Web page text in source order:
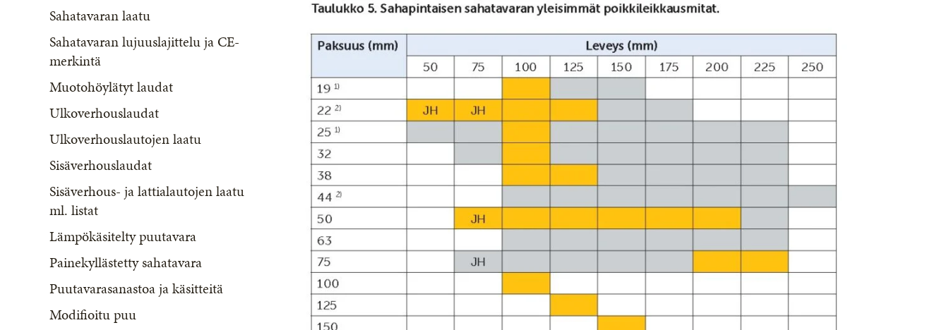
Sahatavaran laatu
Sahatavaran lujuuslajittelu ja CE-
merkintä
Muotohöylätyt laudat
Ulkoverhouslaudat
Ulkoverhouslautojen laatu
Sisäverhouslaudat
Sisäverhous- ja lattialautojen laatu
ml. listat
Lämpökäsitelty puutavara
Painekyllästetty sahatavara
Puutavarasanastoa ja käsitteitä
Modifioitu puu